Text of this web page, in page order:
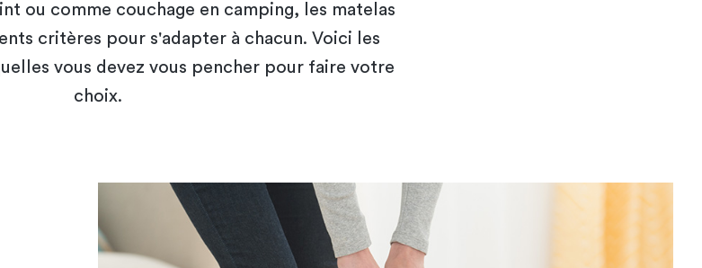
ou comme couchage en camping, les matelas
critères pour s'adapter à chacun. Voici les
vous devez vous pencher pour faire votre
choix.